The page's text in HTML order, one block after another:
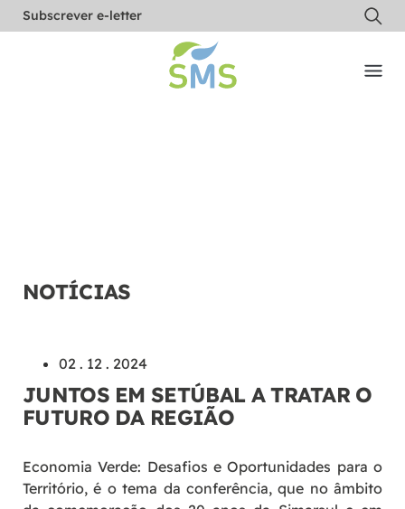
Subscrever e-letter
NOTÍCIAS
02 . 12 . 2024
JUNTOS EM SETÚBAL A TRATAR O
FUTURO DA REGIÃO
Economia Verde: Desafios e Oportunidades para o
Território, é o tema da conferência, que no âmbito